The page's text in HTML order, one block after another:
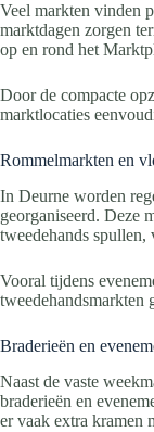
Veel markten vinden
marktdagen zorgen
op en rond het
Door de compacte
marktlocaties
Rommelmarkten en
In Deurne worden
georganiseerd. Deze
tweedehands spullen,
Vooral tijdens
tweedehandsmarkten
Braderieën en
Naast de vaste
braderieën en
er vaak extra kramen